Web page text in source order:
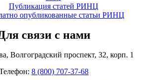
Публикация статей РИНЦ
опубликованные статьи РИНЦ
связи с нами
Волгоградский проспект, 32, корп. 1
8 (800) 707-37-68